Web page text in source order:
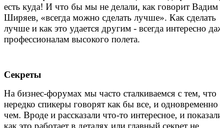
есть куда! И что бы мы не делали, как говорит Вадим
Ширяев, «всегда можно сделать лучше». Как сделать
лучше и как это удается другим - всегда интересно
профессионалам высокого полета.
Секреты
На бизнес-форумах мы часто сталкиваемся с тем, что
нередко спикеры говорят как бы все, и
чем. Вроде и рассказали что-то интересное, и
как это работает в деталях или главный секрет не